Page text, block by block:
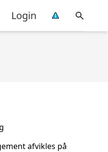
Login
afvikles på